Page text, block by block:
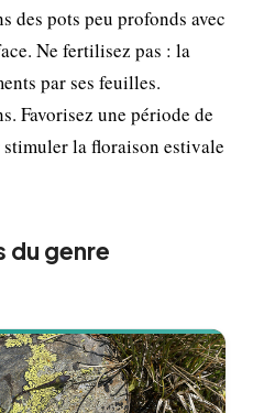
des pots peu profonds avec
Ne fertilisez pas : la
par ses feuilles.
Favorisez une période de
la floraison estivale
du genre